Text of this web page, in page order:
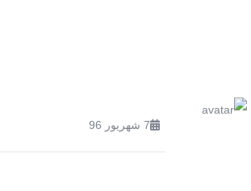
7 شهریور 96